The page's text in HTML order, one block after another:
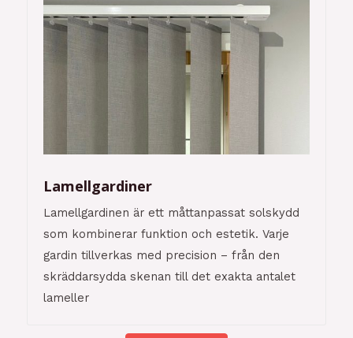
Lamellgardiner
Lamellgardinen är ett måttanpassat solskydd
som kombinerar funktion och estetik. Varje
gardin tillverkas med precision – från den
skräddarsydda skenan till det exakta antalet
lameller